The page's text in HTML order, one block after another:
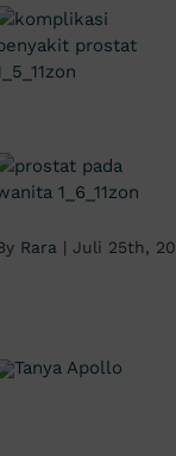
Rara | Juli 25th,